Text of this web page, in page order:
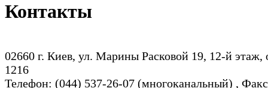
Контакты
02660 г. Киев, ул. Марины Расковой 19, 12-й этаж,
1216
Телефон: (044) 537-26-07 (многоканальный) ,